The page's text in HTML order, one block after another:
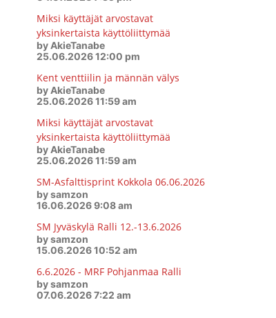
Miksi käyttäjät arvostavat
yksinkertaista käyttöliittymää
by AkieTanabe
25.06.2026 12:00 pm
Kent venttiilin ja männän välys
by AkieTanabe
25.06.2026 11:59 am
Miksi käyttäjät arvostavat
yksinkertaista käyttöliittymää
by AkieTanabe
25.06.2026 11:59 am
SM-Asfalttisprint Kokkola 06.06.2026
by samzon
16.06.2026 9:08 am
SM Jyväskylä Ralli 12.-13.6.2026
by samzon
15.06.2026 10:52 am
6.6.2026 - MRF Pohjanmaa Ralli
by samzon
07.06.2026 7:22 am